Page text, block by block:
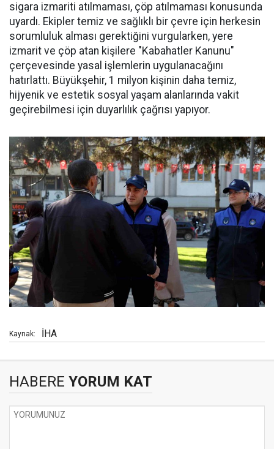
sigara izmariti atılmaması, çöp atılmaması konusunda
uyardı. Ekipler temiz ve sağlıklı bir çevre için herkesin
sorumluluk alması gerektiğini vurgularken, yere
izmarit ve çöp atan kişilere "Kabahatler Kanunu"
çerçevesinde yasal işlemlerin uygulanacağını
hatırlattı. Büyükşehir, 1 milyon kişinin daha temiz,
hijyenik ve estetik sosyal yaşam alanlarında vakit
geçirebilmesi için duyarlılık çağrısı yapıyor.
Kaynak: İHA
HABERE YORUM KAT